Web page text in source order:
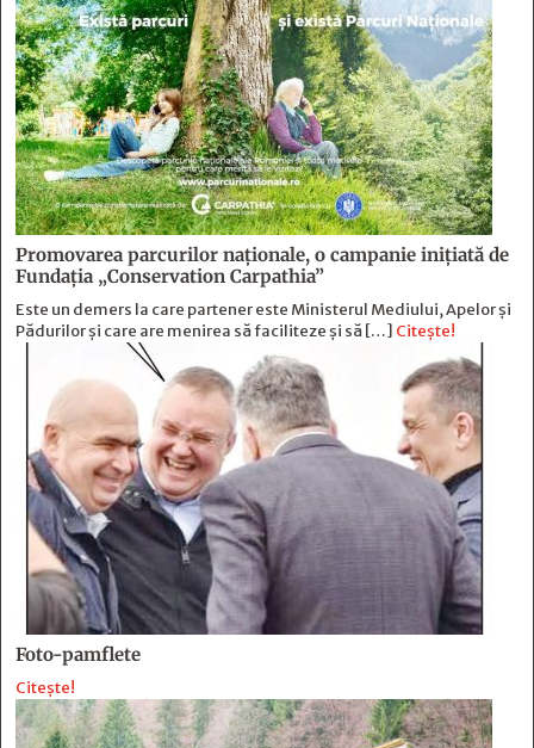
Promovarea parcurilor naționale, o campanie inițiată de
Fundația „Conservation Carpathia”
Este un demers la care partener este Ministerul Mediului, Apelor și
Pădurilor și care are menirea să faciliteze și să […] Citește!
Foto-pamflete
Citește!